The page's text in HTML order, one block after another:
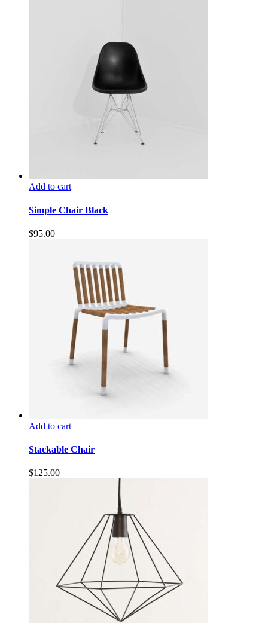
Add to cart
Simple Chair Black
$95.00
Add to cart
Stackable Chair
$125.00